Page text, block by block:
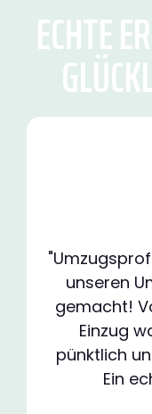
ECHTE
unseren
gemacht!
Einzug
pünktlich
Ein